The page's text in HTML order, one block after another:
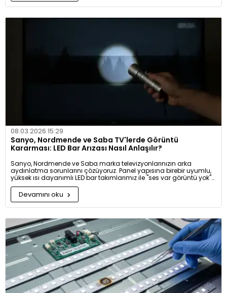
08.03.2026 15:29
Sanyo, Nordmende ve Saba TV'lerde Görüntü
Kararması: LED Bar Arızası Nasıl Anlaşılır?
Sanyo, Nordmende ve Saba marka televizyonlarınızın arka
aydınlatma sorunlarını çözüyoruz. Panel yapısına birebir uyumlu,
yüksek ısı dayanımlı LED bar takımlarımız ile "ses var görüntü yok"
arızalarına profesyonel ve kalıcı çözümler sunuyoruz. İhtiyacınız
olan model kodunu seçerek televizyonunuzun ömrünü uzatın.
Devamını oku